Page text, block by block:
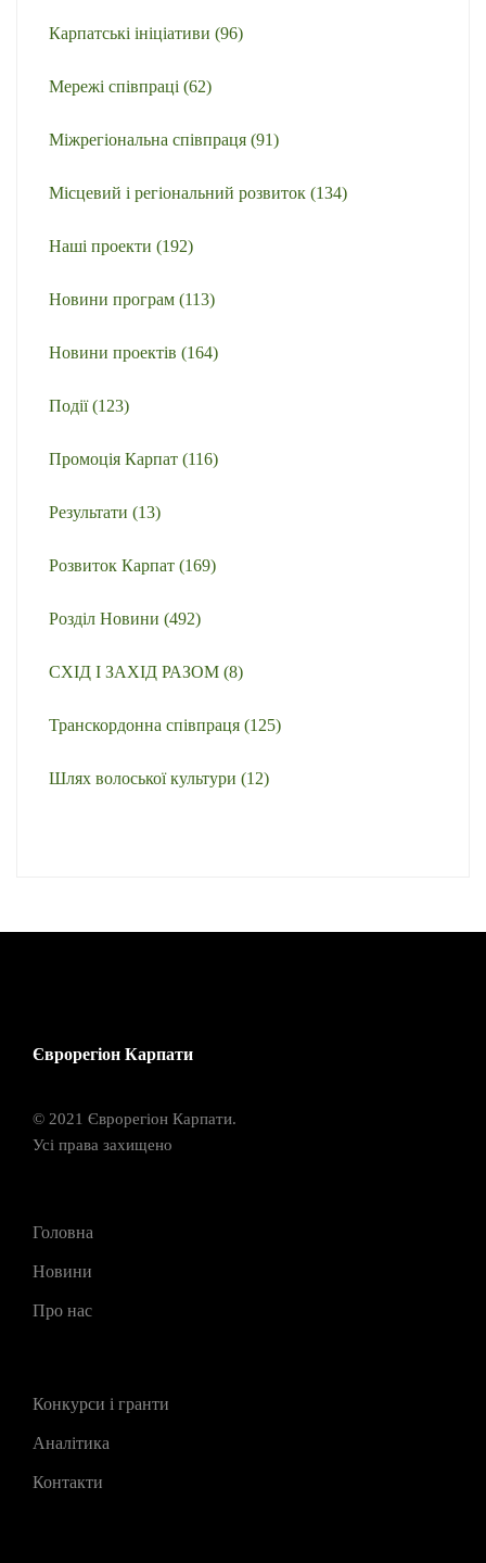
Карпатські ініціативи (96)
Мережі співпраці (62)
Міжрегіональна співпраця (91)
Місцевий і регіональний розвиток (134)
Наші проекти (192)
Новини програм (113)
Новини проектів (164)
Події(123)
Промоція Карпат (116)
Результати (13)
Розвиток Карпат (169)
Розділ Новини (492)
СХІД І ЗАХІД РАЗОМ (8)
Транскордонна співпраця (125)
Шлях волоської культури (12)
Єврорегіон Карпати
© 2021 Єврорегіон Карпати.
Усі права захищено
Головна
Новини
Про нас
Конкурси і гранти
Аналітика
Контакти